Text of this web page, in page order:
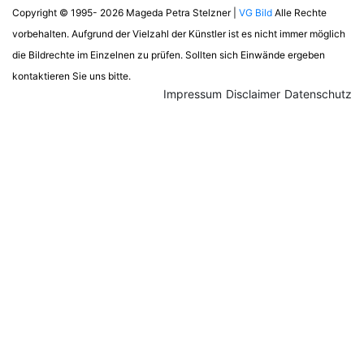
Copyright © 1995- 2026 Mageda Petra Stelzner | VG Bild Alle Rechte
vorbehalten. Aufgrund der Vielzahl der Künstler ist es nicht immer möglich
die Bildrechte im Einzelnen zu prüfen. Sollten sich Einwände ergeben
kontaktieren Sie uns bitte.
Datenschutz
Disclaimer
Impressum